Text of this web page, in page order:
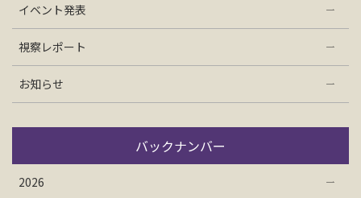
イベント発表
視察レポート
お知らせ
バックナンバー
2026